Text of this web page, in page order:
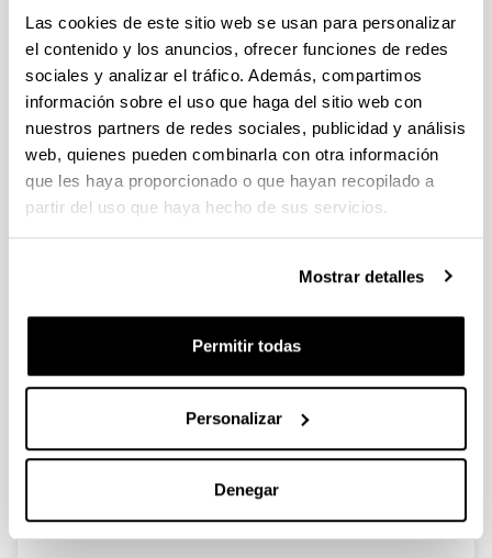
Las cookies de este sitio web se usan para personalizar
el contenido y los anuncios, ofrecer funciones de redes
sociales y analizar el tráfico. Además, compartimos
información sobre el uso que haga del sitio web con
nuestros partners de redes sociales, publicidad y análisis
web, quienes pueden combinarla con otra información
que les haya proporcionado o que hayan recopilado a
partir del uso que haya hecho de sus servicios.
Mostrar detalles
Permitir todas
Personalizar
Denegar
Artificial “
Plazo de presentación cerrado: 31/01/2024 - 21/02/2024
13/03/2024 Propuesta de adjudicación de la beca. 26/02/24
Listado de solicitudes admitidas que pasan a fase de
Valoración. 30/01/2024-Se ha publicado la convocatoria
PROYECTOS ETORKIZUNA ERAIKIZ GIPUZKOA TALDEAN
2024
18/04/2024 Se ha publicado la convocatoria
PROYECTOS ETORKIZUNA ERAIKIZ GIPUZKOA TALDEAN
Plazo de presentación cerrado: 24/05/2023 - 19/06/2023 12:00
24/05/2023 - Se han modificado los documentos de
PáginaPáginas intermedias Use TAB para desplazarse.
PáginaPáginaPáginaPáginas intermedias
Página
Noticias